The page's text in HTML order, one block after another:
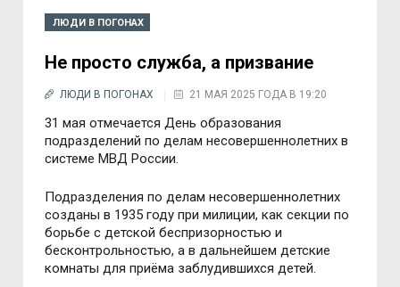
ЛЮДИ В ПОГОНАХ
Не просто служба, а призвание
ЛЮДИ В ПОГОНАХ 21 МАЯ 2025 ГОДА В 19:20
31 мая отмечается День образования
подразделений по делам несовершеннолетних в
системе МВД России.
Подразделения по делам несовершеннолетних
созданы в 1935 году при милиции, как секции по
борьбе с детской беспризорностью и
бесконтрольностью, а в дальнейшем детские
комнаты для приёма заблудившихся детей.